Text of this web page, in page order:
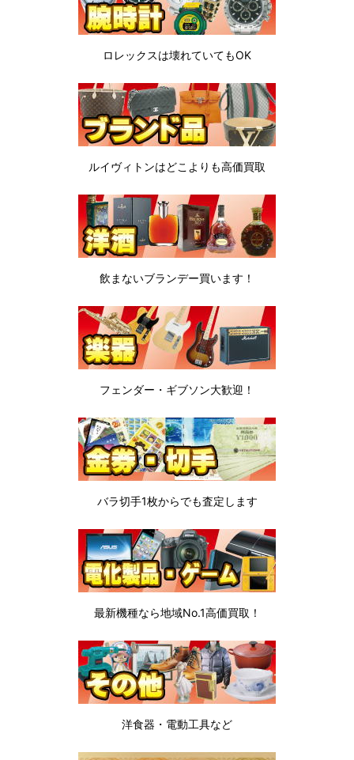
ロレックスは壊れていてもOK
ルイヴィトンはどこよりも高価買取
飲まないブランデー買います！
フェンダー・ギブソン大歓迎！
バラ切手1枚からでも査定します
最新機種なら地域No.1高価買取！
洋食器・電動工具など